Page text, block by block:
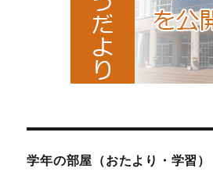
学年の部屋（おたより・学習）